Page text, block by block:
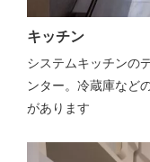
キッチン
システムキッチンの
ンター。冷蔵庫など
があります